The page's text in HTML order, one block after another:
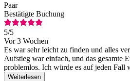
Paar
Bestätigte Buchung
5/5
Vor 3 Wochen
Es war sehr leicht zu finden und alles
Aufstieg war einfach, und das gesamte
problemlos. Ich würde es auf jeden Fall
Weiterlesen